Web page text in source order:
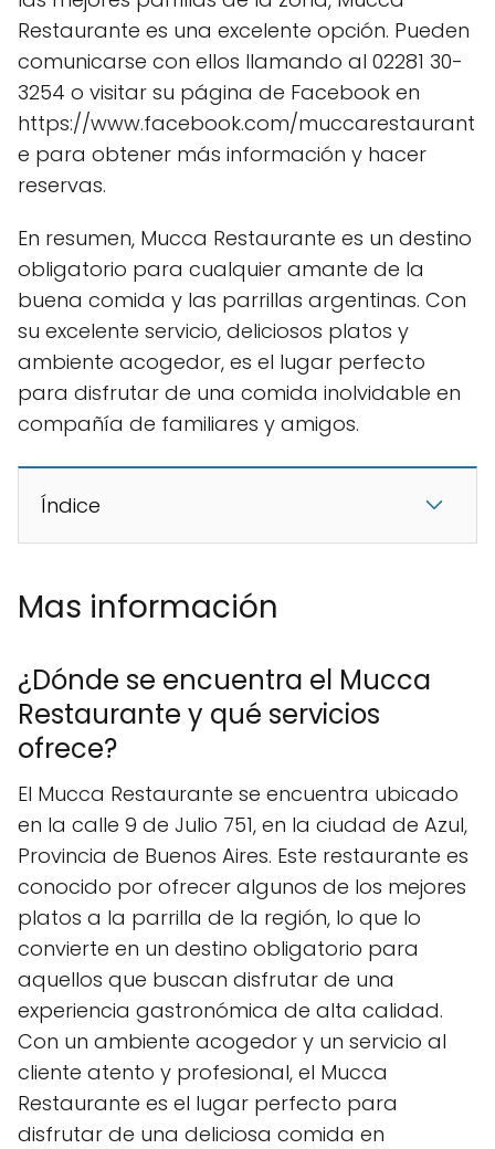
Restaurante es una excelente opción. Pueden
comunicarse con ellos llamando al 02281 30-
3254 o visitar su página de Facebook en
https://www.facebook.com/muccarestaurant
e para obtener más información y hacer
reservas.
En resumen, Mucca Restaurante es un destino
obligatorio para cualquier amante de la
buena comida y las parrillas argentinas. Con
su excelente servicio, deliciosos platos y
ambiente acogedor, es el lugar perfecto
para disfrutar de una comida inolvidable en
compañía de familiares y amigos.
Índice
Mas información
¿Dónde se encuentra el Mucca
Restaurante y qué servicios
ofrece?
El Mucca Restaurante se encuentra ubicado
en la calle 9 de Julio 751, en la ciudad de Azul,
Provincia de Buenos Aires. Este restaurante es
conocido por ofrecer algunos de los mejores
platos a la parrilla de la región, lo que lo
convierte en un destino obligatorio para
aquellos que buscan disfrutar de una
experiencia gastronómica de alta calidad.
Con un ambiente acogedor y un servicio al
cliente atento y profesional, el Mucca
Restaurante es el lugar perfecto para
disfrutar de una deliciosa comida en